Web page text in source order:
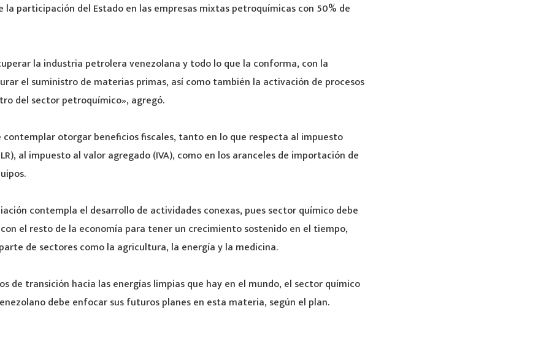
la participación del Estado en las empresas mixtas petroquímicas con 50% de
la industria petrolera venezolana y todo lo que la conforma, con la
el suministro de materias primas, así como también la activación de procesos
del sector petroquímico», agregó.
contemplar otorgar beneficios fiscales, tanto en lo que respecta al impuesto
al impuesto al valor agregado (IVA), como en los aranceles de importación de
contempla el desarrollo de actividades conexas, pues sector químico debe
el resto de la economía para tener un crecimiento sostenido en el tiempo,
de sectores como la agricultura, la energía y la medicina.
de transición hacia las energías limpias que hay en el mundo, el sector químico
debe enfocar sus futuros planes en esta materia, según el plan.